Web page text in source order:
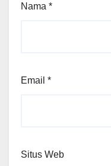
Nama *
Email *
Situs Web